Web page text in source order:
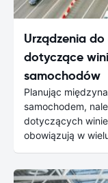
Urządzenia
dotyczące
samochodów
Planując
samochodem,
dotyczących
obowiązują w